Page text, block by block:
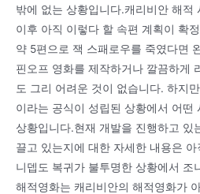
밖에 없는 상황입니다.캐리비안 해적
이후 아직 이렇다 할 속편 계획이 확
약 5편으로 잭 스패로우를 죽였다면
핀오프 영화를 제작하거나 깔끔하게
도 그리 어려운 것이 없습니다. 하지
이라는 공식이 성립된 상황에서 어떤
상황입니다.현재 개발을 진행하고 있
끌고 있는지에 대한 자세한 내용은
니뎁도 복귀가 불투명한 상황에서 조
해적영화는 캐리비안의 해적영화가